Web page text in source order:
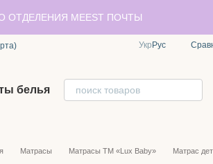
ОТДЕЛЕНИЯ MEEST ПОЧТЫ
Укр Рус
белья
Матрасы Матрасы TM «Lux Baby» Матрас